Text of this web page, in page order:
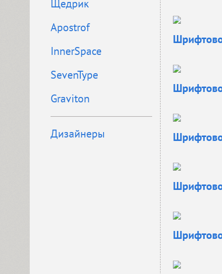
Щедрик
Apostrof
InnerSpace
SevenType
Graviton
Дизайнеры